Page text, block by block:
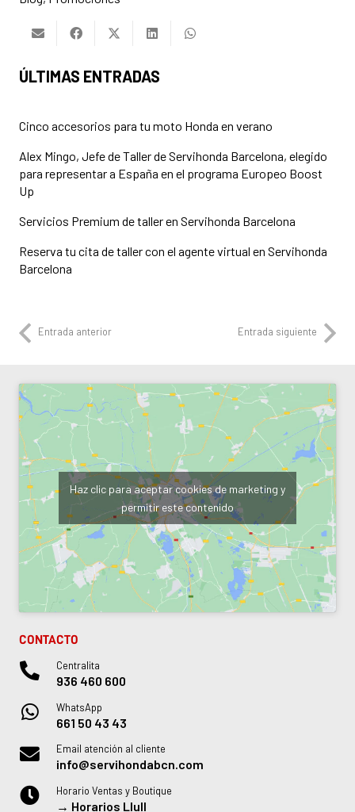
ÚLTIMAS ENTRADAS
Cinco accesorios para tu moto Honda en verano
Alex Mingo, Jefe de Taller de Servihonda Barcelona, elegido
para representar a España en el programa Europeo Boost
Up
Servicios Premium de taller en Servihonda Barcelona
Reserva tu cita de taller con el agente virtual en Servihonda
Barcelona
Entrada anterior Entrada siguiente
Haz clic para aceptar cookies de marketing y
permitir este contenido
CONTACTO
Centralita
936 460 600
WhatsApp
661 50 43 43
Email atención al cliente
info@servihondabcn.com
Horario Ventas y Boutique
→ Horarios Llull